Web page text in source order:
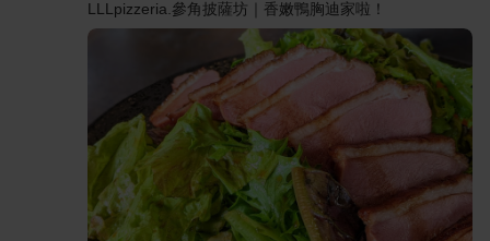
LLLpizzeria.參角披薩坊｜香嫩鴨胸迪家啦！